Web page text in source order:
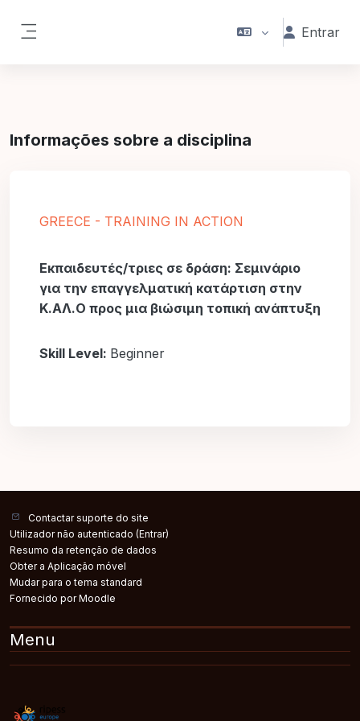
Entrar
Informações sobre a disciplina
GREECE - TRAINING IN ACTION
Εκπαιδευτές/τριες σε δράση: Σεμινάριο
για την επαγγελματική κατάρτιση στην
Κ.ΑΛ.Ο προς μια βιώσιμη τοπική ανάπτυξη
Skill Level: Beginner
Contactar suporte do site
Utilizador não autenticado (Entrar)
Resumo da retenção de dados
Obter a Aplicação móvel
Mudar para o tema standard
Fornecido porMoodle
Menu